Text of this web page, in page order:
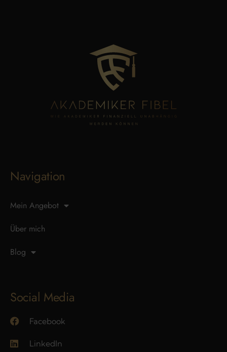
Navigation
Mein Angebot
Über mich
Blog
Social Media
Facebook
LinkedIn